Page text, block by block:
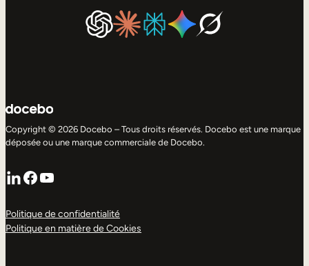
Copyright © 2026 Docebo – Tous droits réservés. Docebo est une marque
déposée ou une marque commerciale de Docebo.
LinkedIn
Facebook
YouTube
Politique de confidentialité
Politique en matière de Cookies